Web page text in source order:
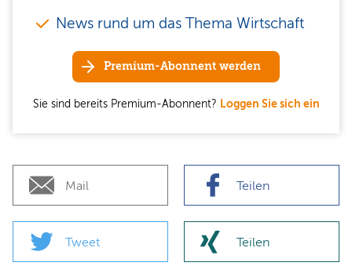
News rund um das Thema Wirtschaft
Premium-Abonnent werden
Sie sind bereits Premium-Abonnent? Loggen Sie sich ein
Mail Teilen
Tweet Teilen